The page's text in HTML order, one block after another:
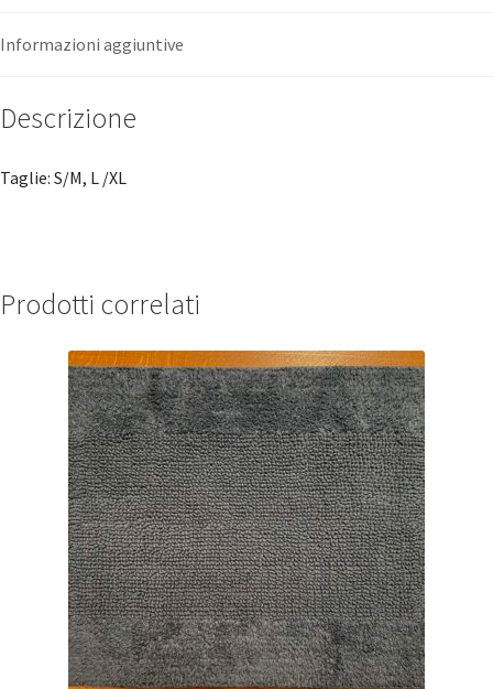
Informazioni aggiuntive
Descrizione
Taglie: S/M, L /XL
Prodotti correlati